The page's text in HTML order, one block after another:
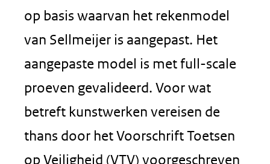
op basis waarvan het rekenmodel
van Sellmeijer is aangepast. Het
aangepaste model is met full-scale
proeven gevalideerd. Voor wat
betreft kunstwerken vereisen de
thans door het Voorschrift Toetsen
op Veiligheid (VTV) voorgeschreven